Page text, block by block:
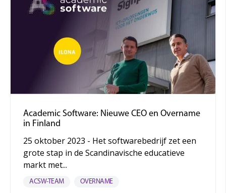
Academic Software: Nieuwe CEO en Overname
in Finland
25 oktober 2023 - Het softwarebedrijf zet een
grote stap in de Scandinavische educatieve
markt met...
ACSW-TEAM OVERNAME